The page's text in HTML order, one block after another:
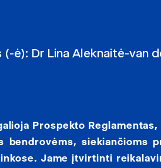
(-ė): Dr Lina Aleknaitė-van
Prospekto
bendrovėms, siekiančioms
Jame įtvirtinti